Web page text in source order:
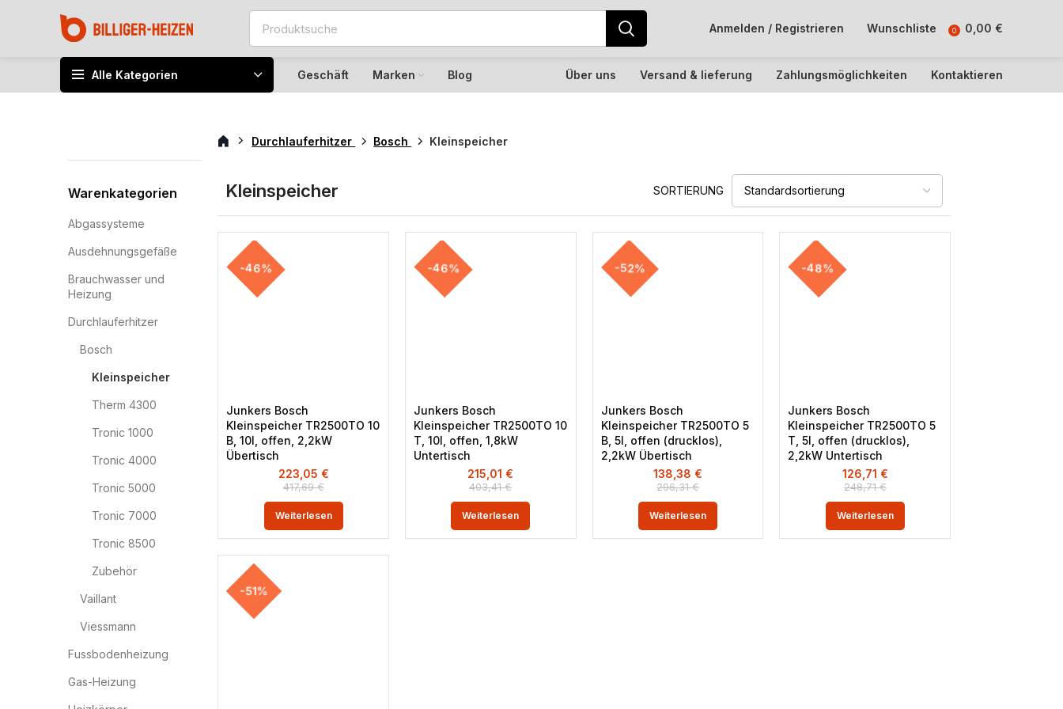
Anmelden / Registrieren Wunschliste 0 0,00 €
Alle Kategorien Geschäft Marken Blog Über uns Versand & lieferung Zahlungsmöglichkeiten Kontaktieren
Warenkategorien
Abgassysteme
Ausdehnungsgefäße
Brauchwasser und
Heizung
Durchlauferhitzer
Bosch
Kleinspeicher
Therm 4300
Tronic 1000
Tronic 4000
Tronic 5000
Tronic 7000
Tronic 8500
Zubehör
Vaillant
Viessmann
Fussbodenheizung
Gas-Heizung
Durchlauferhitzer Bosch Kleinspeicher
Kleinspeicher SORTIERUNG
-46%
Junkers Bosch
Kleinspeicher TR2500TO 10
B, 10l, offen, 2,2kW
Übertisch
417,69€
223,05 €
Weiterlesen
-46%
Junkers Bosch
Kleinspeicher TR2500TO 10
T, 10l, offen, 1,8kW
Untertisch
403,41€
215,01 €
Weiterlesen
-52%
Junkers Bosch
Kleinspeicher TR2500TO 5
B, 5l, offen (drucklos),
2,2kW Übertisch
296,31€
138,38 €
Weiterlesen
-48%
Junkers Bosch
Kleinspeicher TR2500TO 5
T, 5l, offen (drucklos),
2,2kW Untertisch
248,71€
126,71 €
Weiterlesen
-51%